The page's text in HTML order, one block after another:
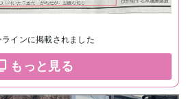
インに掲載されました
もっと見る